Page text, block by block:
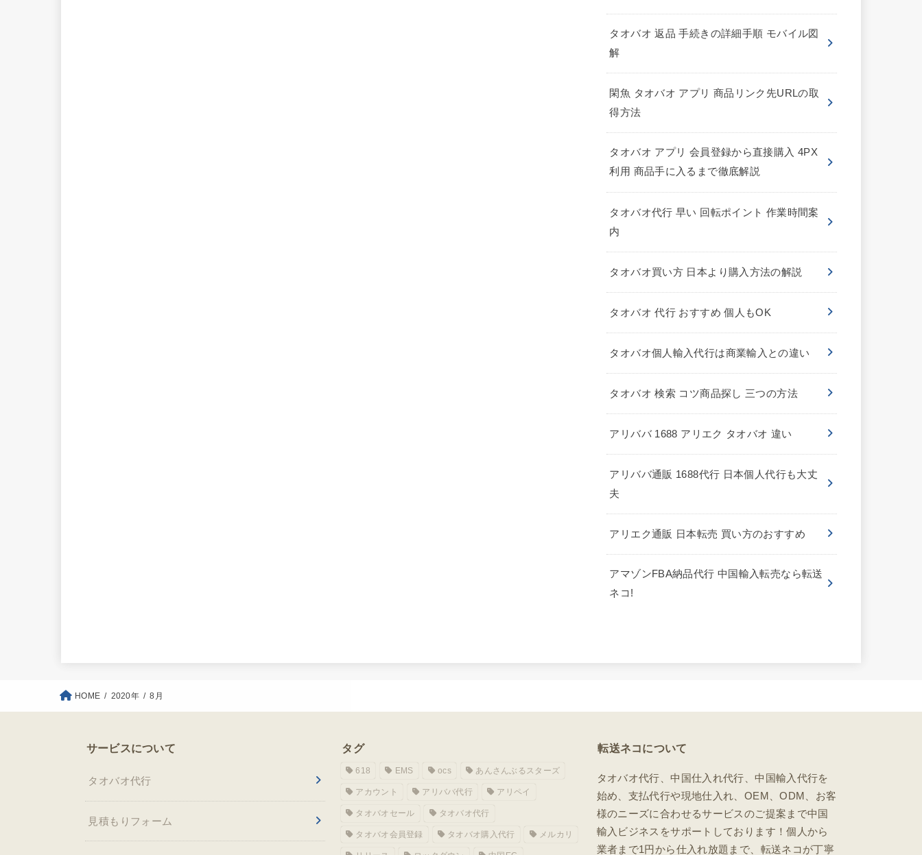
タオバオ 返品 手続きの詳細手順 モバイル図
解
閑魚 タオバオ アプリ 商品リンク先URLの取
得方法
タオバオ アプリ 会員登録から直接購入 4PX
利用 商品手に入るまで徹底解説
タオバオ代行 早い 回転ポイント 作業時間案
内
タオバオ買い方 日本より購入方法の解説
タオバオ 代行 おすすめ 個人もOK
タオバオ個人輸入代行は商業輸入との違い
タオバオ 検索 コツ商品探し 三つの方法
アリババ 1688 アリエク タオバオ 違い
アリババ通販 1688代行 日本個人代行も大丈
夫
アリエク通販 日本転売 買い方のおすすめ
アマゾンFBA納品代行 中国輸入転売なら転送
ネコ!
HOME 2020年 8月
サービスについて
タオバオ代行
見積もりフォーム
タグ
618 EMS ocs あんさんぶるスターズ
アカウント アリババ代行 アリペイ
タオバオセール タオバオ代行
タオバオ会員登録 タオバオ購入代行 メルカリ
転送ネコについて
タオバオ代行、中国仕入れ代行、中国輸入代行を
始め、支払代行や現地仕入れ、OEM、ODM、お客
様のニーズに合わせるサービスのご提案まで中国
輸入ビジネスをサポートしております！個人から
業者まで1円から仕入れ放題まで、転送ネコが丁寧